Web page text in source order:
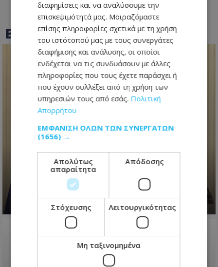
BEST OFTOTHEMAONLINE
«Το πάρτι έχει τελειώσει»
διαμήνυσε ο Πρόεδρος
Χριστοδουλίδης για διορισμούς -
Έστειλε μήνυμα σε ΔΗΣΥ-ΑΚΕΛ για
08.08.2026 - 22:54
διαφημίσεις και να αναλύσουμε την
επισκεψιμότητά μας. Μοιραζόμαστε
επίσης πληροφορίες σχετικά με τη χρήση
του ιστότοπού μας με τους συνεργάτες
διαφήμισης και ανάλυσης, οι οποίοι
ενδέχεται να τις συνδυάσουν με άλλες
πληροφορίες που τους έχετε παράσχει ή
που έχουν συλλέξει από τη χρήση των
υπηρεσιών τους από εσάς. Πολιτική
Απορρήτου
ΕΜΦΆΝΙΣΗ ΌΛΩΝ ΤΩΝ ΣΥΝΕΡΓΑΤΏΝ
(1656) →
Απολύτως
απαραίτητα
Απόδοσης
Στόχευσης Λειτουργικότητας
Μη ταξινομημένα